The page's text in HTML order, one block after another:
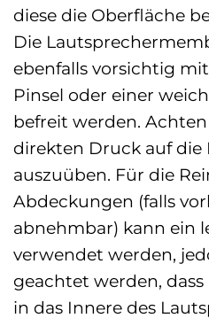
diese die Oberfläche
Die
ebenfalls vorsichtig
Pinsel oder einer
befreit werden. Achten
direkten Druck auf die
auszuüben. Für die
Abdeckungen (falls
abnehmbar) kann ein
verwendet werden,
geachtet werden,
in das Innere des